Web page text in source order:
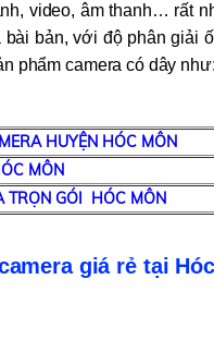
video, âm thanh… rất
bản, với độ phân giải
phẩm camera có dây
HUYỆN HÓC MÔN
MÔN
TRỌN GÓI HÓC MÔN
giá rẻ tại